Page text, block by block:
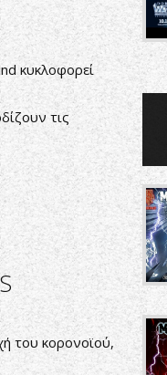
κυκλοφορεί
τις
του κορονοϊού,